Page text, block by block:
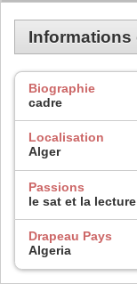
Informations
Biographie
cadre
Localisation
Alger
Passions
le sat et la lecture
Drapeau Pays
Algeria